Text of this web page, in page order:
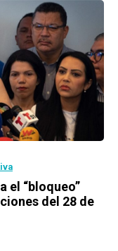
el “bloqueo”
del 28 de